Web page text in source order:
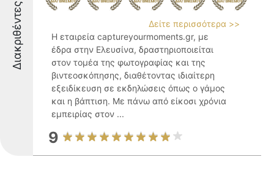
Διακριθέντες
Δείτε περισσότερα >>
Η εταιρεία captureyourmoments.gr, με
έδρα στην Ελευσίνα, δραστηριοποιείται
στον τομέα της φωτογραφίας και της
βιντεοσκόπησης, διαθέτοντας ιδιαίτερη
εξειδίκευση σε εκδηλώσεις όπως ο γάμος
και η βάπτιση. Με πάνω από είκοσι χρόνια
εμπειρίας στον ...
9